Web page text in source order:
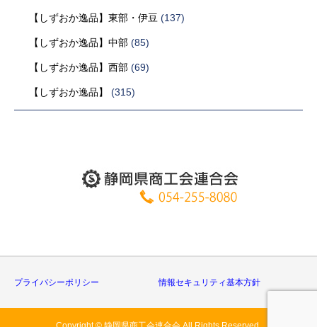
【しずおか逸品】東部・伊豆 (137)
【しずおか逸品】中部 (85)
【しずおか逸品】西部 (69)
【しずおか逸品】 (315)
プライバシーポリシー 情報セキュリティ基本方針